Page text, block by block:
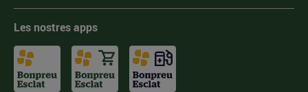
Les nostres apps